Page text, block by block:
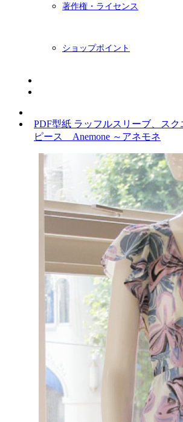
著作権・ライセンス
ショップポイント
PDF型紙 ラッフルスリーブ、ス
ピース Anemone ～アネモネ